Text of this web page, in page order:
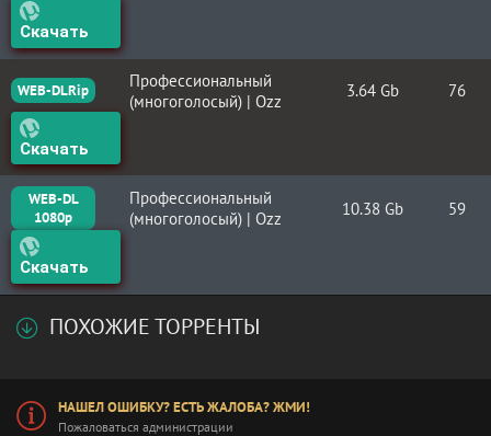
Скачать
WEB-DLRip
Профессиональный
(многоголосый) | Ozz
3.64 Gb 76
Скачать
WEB-DL
1080p
Профессиональный
(многоголосый) | Ozz
10.38 Gb 59
Скачать
ПОХОЖИЕ ТОРРЕНТЫ
НАШЕЛ ОШИБКУ? ЕСТЬ ЖАЛОБА? ЖМИ!
Пожаловаться администрации